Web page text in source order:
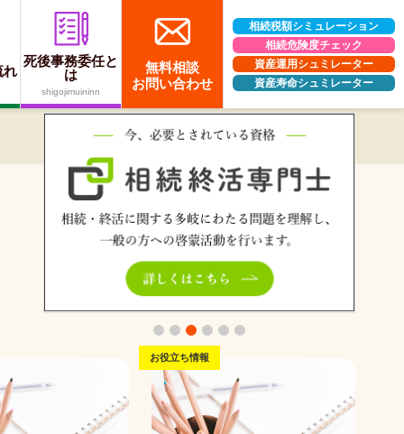
れ
死後事務委任と
は
shigojimuininn
無料相談
お問い合わせ
相続税額シミュレーション
相続危険度チェック
資産運用シュミレーター
資産寿命シュミレーター
お役立ち情報